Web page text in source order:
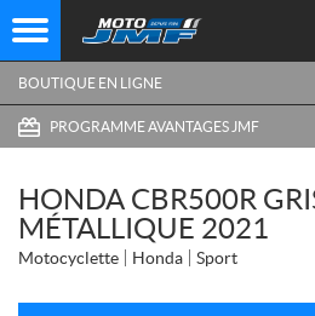
BOUTIQUE EN LIGNE
PROGRAMME AVANTAGES JMF
HONDA CBR500R
MÉTALLIQUE 2021
Motocyclette Honda Sport